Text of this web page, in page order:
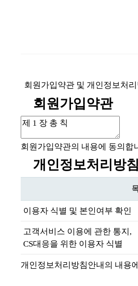
회원가입약관 및 개인정보처
회원가입약관
회원가입약관의 내용에 동의합
개인정보처리방
이용자 식별 및 본인여부 확인
고객서비스 이용에 관한 통지,
CS대응을 위한 이용자 식별
개인정보처리방침안내의 내용